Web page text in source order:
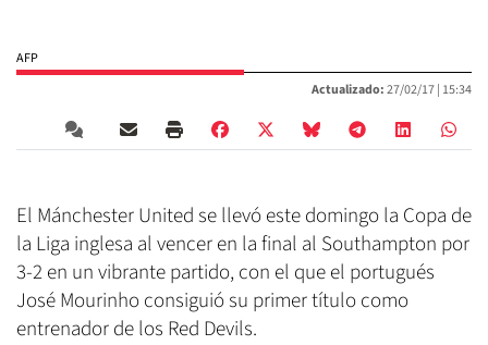
AFP
Actualizado:27/02/17 | 15:34
El Mánchester United se llevó este domingo la Copa de
la Liga inglesa al vencer en la final al Southampton por
3-2 en un vibrante partido, con el que el portugués
José Mourinho consiguió su primer título como
entrenador de los Red Devils.